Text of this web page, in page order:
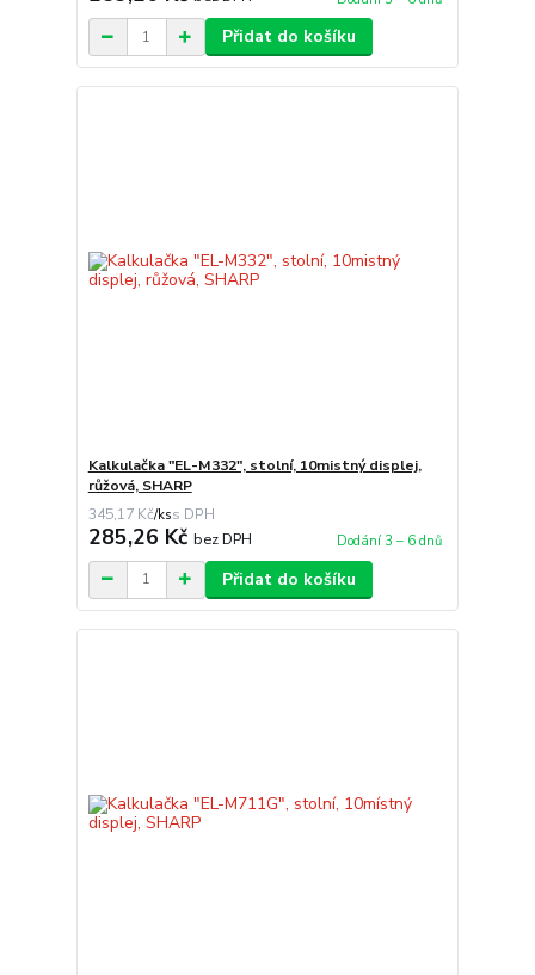
Přidat do košíku
Kalkulačka "EL-M332", stolní, 10mistný displej,
růžová, SHARP
345,17 Kč/ks
285,26 Kč bez DPH Dodání 3 – 6 dnů
Přidat do košíku